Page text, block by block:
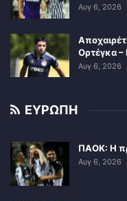
Αυγ 6, 2026
Ορτέγκα
Αυγ 6, 2026
ΕΥΡΩΠΗ
ΠΑΟΚ: Η
Αυγ 6, 2026